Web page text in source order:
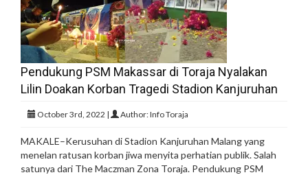
Pendukung PSM Makassar di Toraja Nyalakan
Lilin Doakan Korban Tragedi Stadion Kanjuruhan
October 3rd, 2022 | Author: Info Toraja
MAKALE–Kerusuhan di Stadion Kanjuruhan Malang yang
menelan ratusan korban jiwa menyita perhatian publik. Salah
satunya dari The Maczman Zona Toraja. Pendukung PSM